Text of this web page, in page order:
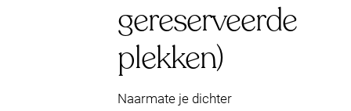
gereserveerde
plekken)
Naarmate je dichter